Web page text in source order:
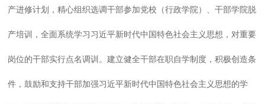
产进修计划，精心组织选调干部参加党校（行政学院）、干部学院脱
产培训，全面系统学习习近平新时代中国特色社会主义思想，对重要
岗位的干部实行点名调训。建立健全干部在职自学制度，积极创造条
件，鼓励和支持干部加强习近平新时代中国特色社会主义思想的学